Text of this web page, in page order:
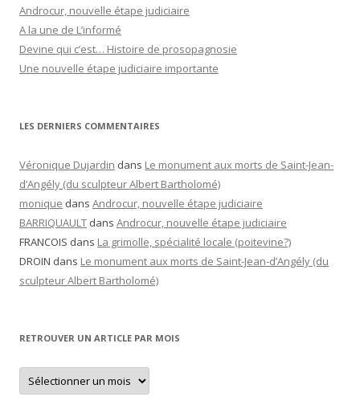
Androcur, nouvelle étape judiciaire
A la une de L’informé
Devine qui c’est… Histoire de prosopagnosie
Une nouvelle étape judiciaire importante
LES DERNIERS COMMENTAIRES
Véronique Dujardin dans Le monument aux morts de Saint-Jean-
d’Angély (du sculpteur Albert Bartholomé)
monique dans Androcur, nouvelle étape judiciaire
BARRIQUAULT dans Androcur, nouvelle étape judiciaire
FRANCOIS dans La grimolle, spécialité locale (poitevine?)
DROIN dans Le monument aux morts de Saint-Jean-d’Angély (du
sculpteur Albert Bartholomé)
RETROUVER UN ARTICLE PAR MOIS
Retrouver
un
article